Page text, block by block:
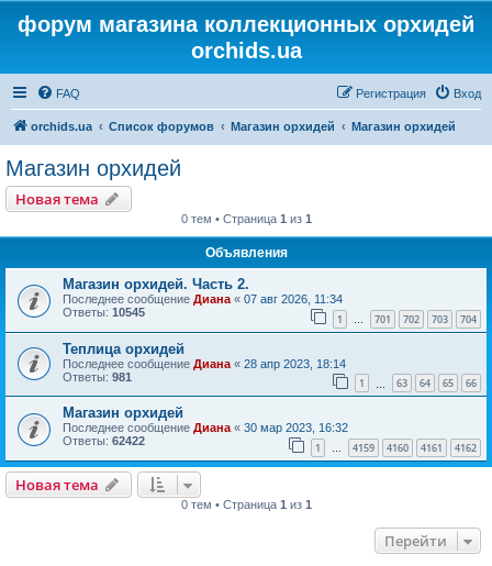
форум магазина коллекционных орхидей
orchids.ua
FAQ Вход
Регистрация
orchids.ua Список форумов Магазин орхидей Магазин орхидей
Магазин орхидей
Новая тема
0 тем • Страница 1 из 1
Объявления
Магазин орхидей. Часть 2.
Последнее сообщение Диана « 07 авг 2026, 11:34
Ответы: 10545 1 … 701 702 703 704
Теплица орхидей
Последнее сообщение Диана « 28 апр 2023, 18:14
Ответы: 981 1 63 64 65 66
Магазин орхидей
Последнее сообщение Диана « 30 мар 2023, 16:32
Ответы: 62422 1 … 4159 4160 4161 4162
Новая тема
0 тем • Страница 1 из 1
Перейти